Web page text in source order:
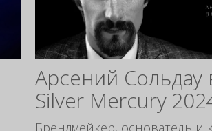
Арсений
Silver Mercury